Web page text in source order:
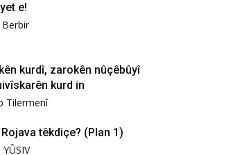
e!
kurdî, zarokên nûçêbûyî
kurd in
Tilermenî
têkdiçe? (Plan 1)